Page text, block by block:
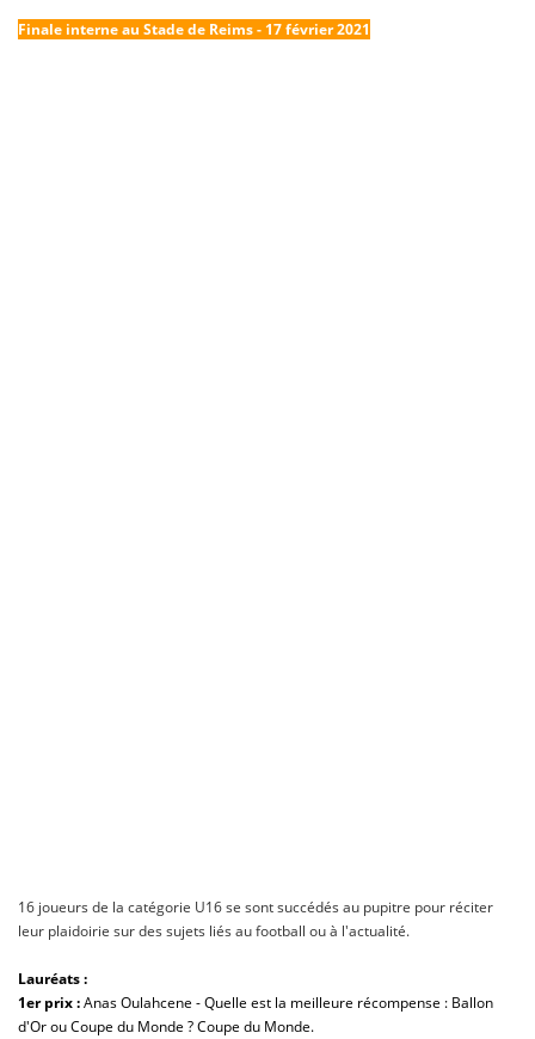
Finale interne au Stade de Reims - 17 février 2021
16 joueurs de la catégorie U16 se sont succédés au pupitre pour réciter
leur plaidoirie sur des sujets liés au football ou à l'actualité.
Lauréats :
1er prix :Anas Oulahcene - Quelle est la meilleure récompense : Ballon
d'Or ou Coupe du Monde ? Coupe du Monde.